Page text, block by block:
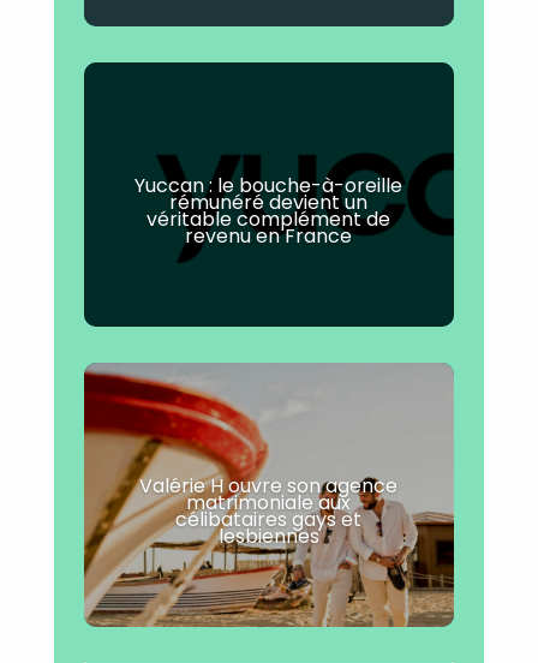
Yuccan : le bouche-à-oreille
rémunéré devient un
véritable complément de
revenu en France
Valérie H ouvre son agence
matrimoniale aux
célibataires gays et
lesbiennes